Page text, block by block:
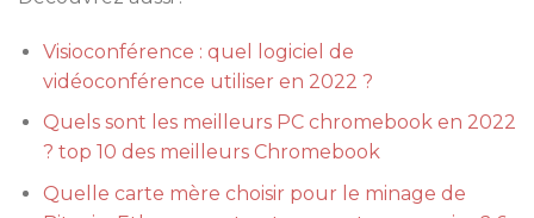
Visioconférence : quel logiciel de
vidéoconférence utiliser en 2022 ?
Quels sont les meilleurs PC chromebook en 2022
? top 10 des meilleurs Chromebook
Quelle carte mère choisir pour le minage de